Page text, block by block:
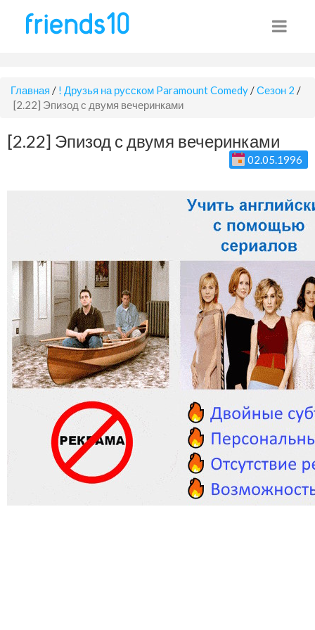
Главная / ! Друзья на русском Paramount Comedy /Сезон 2 /
[2.22] Эпизод с двумя вечеринками
[2.22] Эпизод с двумя вечеринками
02.05.1996